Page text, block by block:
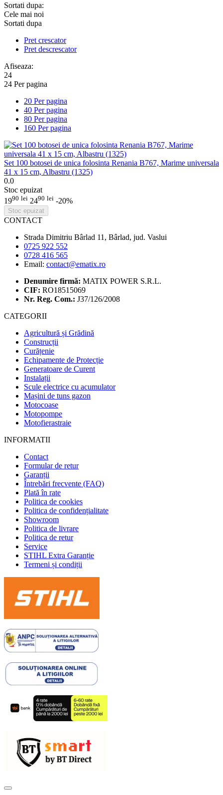
Sortati dupa:
Cele mai noi
Sortati dupa
Pret crescator
Pret descrescator
Afiseaza:
24
24 Per pagina
20 Per pagina
40 Per pagina
80 Per pagina
160 Per pagina
Set 100 botosei de unica folosinta Renania B767, Marime universala
41 x 15 cm, Albastru (1325)
0.0
Stoc epuizat
1990 lei 2490 lei -20%
Stoc epuizat
CONTACT
Strada Dimitriu Bârlad 11, Bârlad, jud. Vaslui
0725 922 552
0728 416 565
Email: contact@ematix.ro
Denumire firmă: MATIX POWER S.R.L.
CIF: RO18515069
Nr. Reg. Com.: J37/126/2008
CATEGORII
Agricultură și Grădină
Construcții
Curățenie
Echipamente de Protecție
Generatoare de Curent
Instalații
Scule electrice cu acumulator
Mașini de tuns gazon
Motocoase
Motopompe
Motofierastraie
INFORMATII
Contact
Formular de retur
Garanții
Întrebări frecvente (FAQ)
Plată în rate
Politica de cookies
Politica de confidențialitate
Showroom
Politica de livrare
Politica de retur
Service
STIHL Extra Garanție
Termeni și condiții